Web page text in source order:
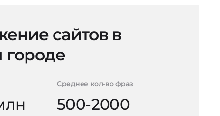
сайтов в
городе
Среднее кол-во фраз
500-2000